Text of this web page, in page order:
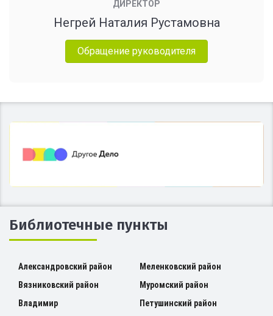
ДИРЕКТОР
Негрей Наталия Рустамовна
Обращение руководителя
Библиотечные пункты
Александровский район
Вязниковский район
Владимир
Меленковский район
Муромский район
Петушинский район